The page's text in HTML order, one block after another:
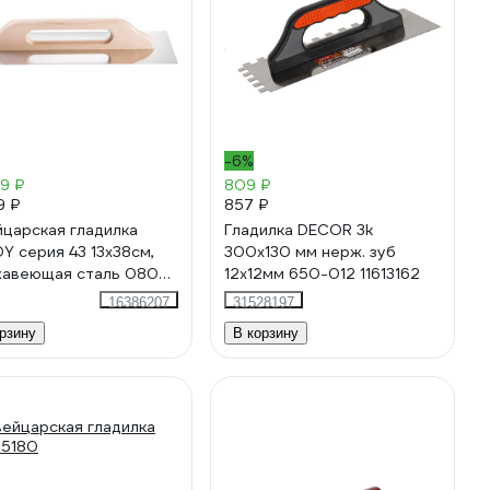
₽
₽
гладилка
серия 43 13х38см,
сталь 0800-
16386207
-6%
809 ₽
857 ₽
Гладилка DECOR 3k
300x130 мм нерж. зуб
12x12мм 650-012 11613162
31528197
В корзину